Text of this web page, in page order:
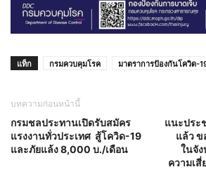
แท็ก กรมควบคุมโรค มาตราการป้องกันโควิด-
บทความก่อนหน้านี้
กรมชลประทานเปิดรับสมัคร
แรงงานทั่วประเทศ สู้โควิด-19
และภัยแล้ง 8,000 บ./เดือน
แนะประ
แล้ว ข
ในจัง
ความเ